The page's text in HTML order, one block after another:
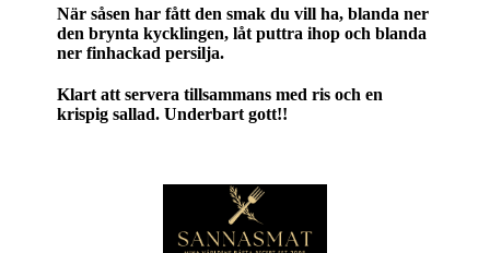
När såsen har fått den smak du vill ha, blanda ner
den brynta kycklingen, låt puttra ihop och blanda
ner finhackad persilja.
Klart att servera tillsammans med ris och en
krispig sallad. Underbart gott!!